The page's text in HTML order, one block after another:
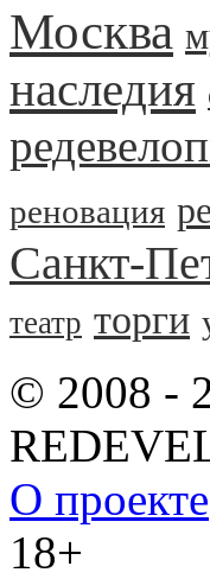
Москва
наследия
реновация
Санкт-
театр торги
© 2008 -
О проекте
18+